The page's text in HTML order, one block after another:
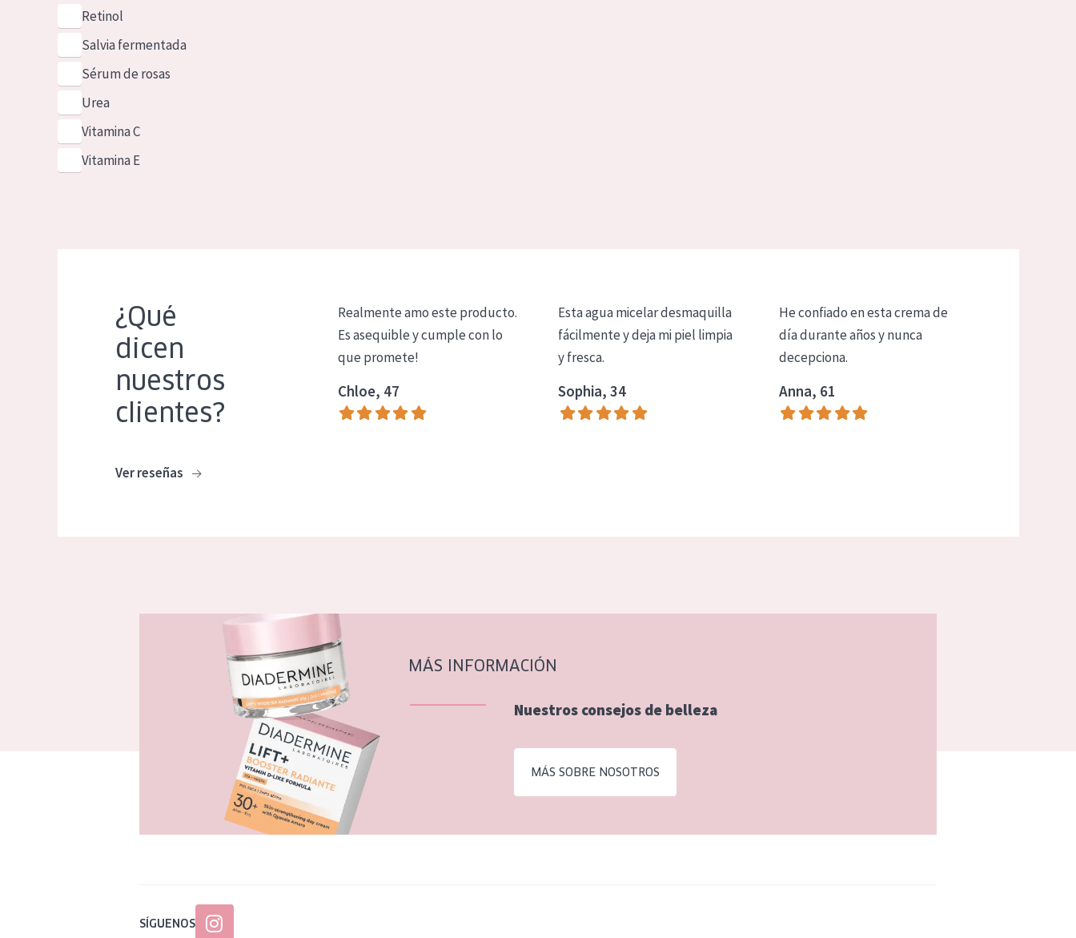
Retinol
Salvia fermentada
Sérum de rosas
Urea
Vitamina C
Vitamina E
¿Qué
dicen
nuestros
clientes?
Ver reseñas
Realmente amo este producto.
Es asequible y cumple con lo
que promete!
Chloe, 47
Esta agua micelar desmaquilla
fácilmente y deja mi piel limpia
y fresca.
Sophia, 34
He confiado en esta crema de
día durante años y nunca
decepciona.
Anna, 61
MÁS INFORMACIÓN
Nuestros consejos de belleza
MÁS SOBRE NOSOTROS
SÍGUENOS